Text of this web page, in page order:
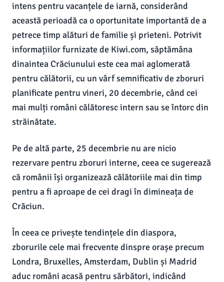
intens pentru vacanțele de iarnă, considerând
această perioadă ca o oportunitate importantă de a
petrece timp alături de familie și prieteni. Potrivit
informațiilor furnizate de Kiwi.com, săptămâna
dinaintea Crăciunului este cea mai aglomerată
pentru călătorii, cu un vârf semnificativ de zboruri
planificate pentru vineri, 20 decembrie, când cei
mai mulți români călătoresc intern sau se întorc din
străinătate.
Pe de altă parte, 25 decembrie nu are nicio
rezervare pentru zboruri interne, ceea ce sugerează
că românii își organizează călătoriile mai din timp
pentru a fi aproape de cei dragi în dimineața de
Crăciun.
În ceea ce privește tendințele din diaspora,
zborurile cele mai frecvente dinspre orașe precum
Londra, Bruxelles, Amsterdam, Dublin și Madrid
aduc români acasă pentru sărbători, indicând